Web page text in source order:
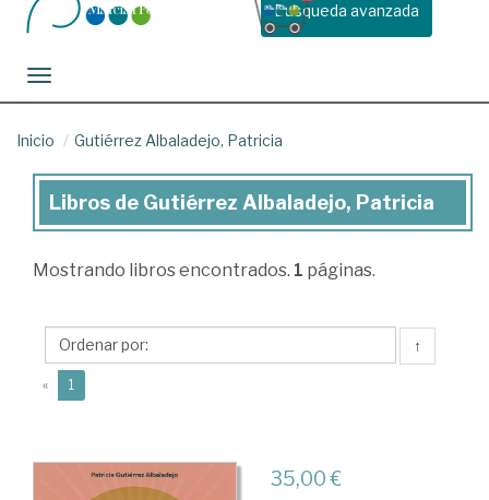
Busqueda avanzada
Toggle navigation
Inicio Gutiérrez Albaladejo, Patricia
Libros
Gutiérrez
Patricia
Libros de Gutiérrez Albaladejo, Patricia
Mostrando libros encontrados. 1 páginas.
↑
« 1
35,00 €